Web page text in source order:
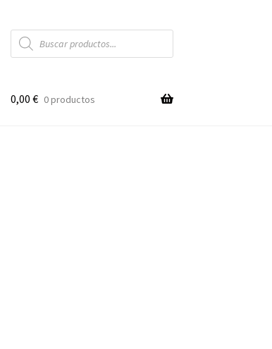
Búsqueda
de
productos
0,00 € 0 productos